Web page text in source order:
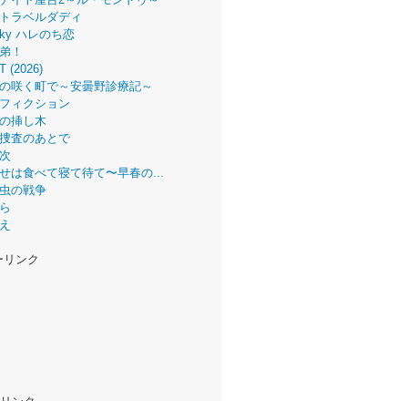
ラベルダディ
ハレのち恋
！
(2026)
咲く町で～安曇野診療記～
ィクション
挿し木
査のあとで
は食べて寝て待て〜早春の...
の戦争
ンク